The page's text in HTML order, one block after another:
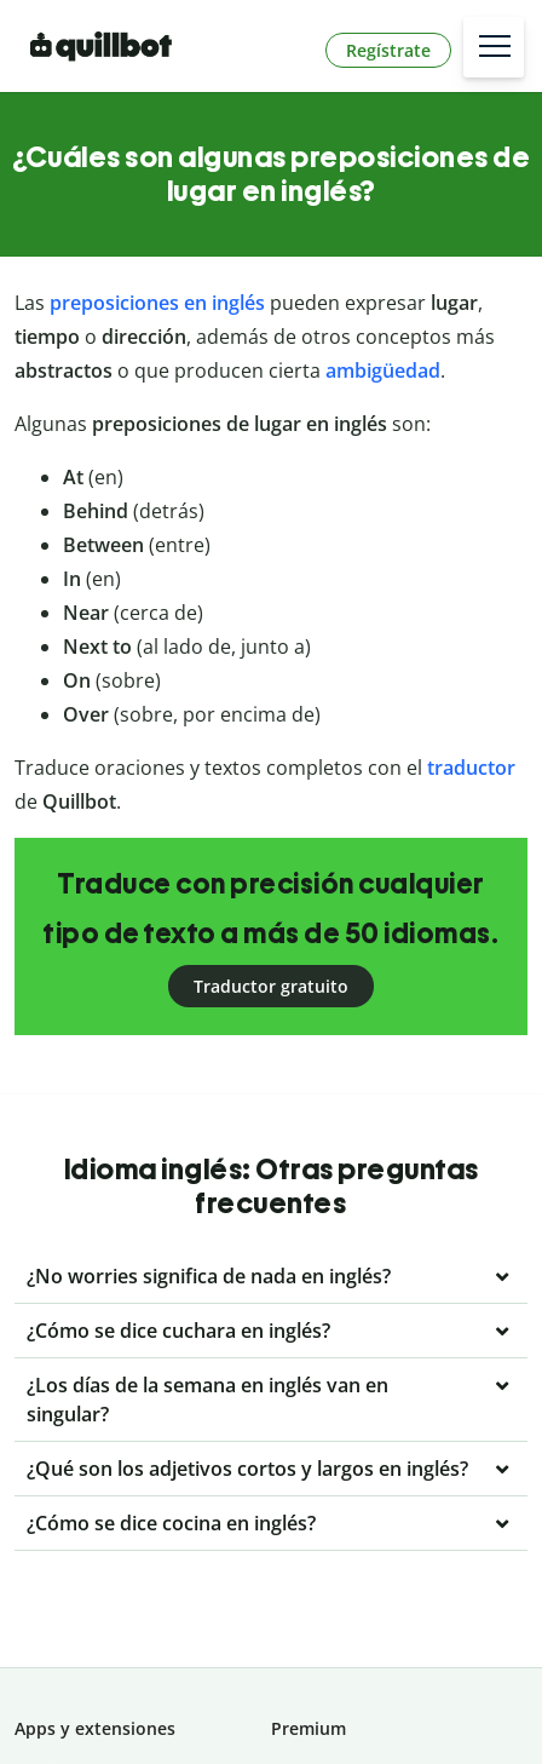
Regístrate
¿Cuáles son algunas preposiciones de
lugar en inglés?
Las preposiciones en inglés pueden expresar lugar,
tiempo o dirección, además de otros conceptos más
abstractos o que producen cierta ambigüedad.
Algunas preposiciones de lugaren inglés son:
At(en)
Behind (detrás)
Between (entre)
In (en)
Near(cerca de)
Nextto (al lado de, junto a)
On (sobre)
Over(sobre, por encima de)
Traduce oraciones y textos completos con el traductor
de Quillbot.
Traduce con precisión cualquier
tipo de texto a más de 50 idiomas.
Traductor gratuito
Idioma inglés: Otras preguntas
frecuentes
¿No worries significa de nada en inglés?
¿Cómo se dice cuchara en inglés?
¿Los días de la semana en inglés van en
singular?
¿Qué son los adjetivos cortos y largos en inglés?
¿Cómo se dice cocina en inglés?
Apps y extensiones
Premium